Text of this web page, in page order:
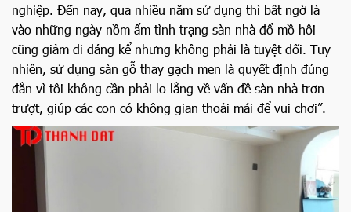
nghiệp. Đến nay, qua nhiều năm sử dụng thì bất ngờ là
vào những ngày nồm ẩm tình trạng sàn nhà đổ mồ hôi
cũng giảm đi đáng kể nhưng không phải là tuyệt đối. Tuy
nhiên, sử dụng sàn gỗ thay gạch men là quyết định đúng
đắn vì tôi không cần phải lo lắng về vấn đề sàn nhà trơn
trượt, giúp các con có không gian thoải mái để vui chơi”.